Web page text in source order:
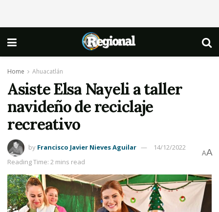
Home Ahuacatlán
Asiste Elsa Nayeli a taller
navideño de reciclaje
recreativo
by Francisco Javier Nieves Aguilar
14/12/2022
Reading Time: 2 mins read
AA